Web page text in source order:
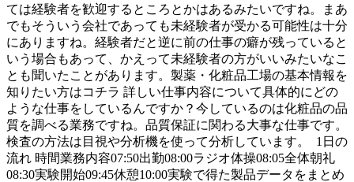
ては経験者を歓迎するところとかはあるみたいですね。まあ
でもそういう会社であっても未経験者が受かる可能性は十分
にありますね。経験者だと逆に前の仕事の癖が残っていると
いう場合もあって、かえって未経験者の方がいいみたいなこ
とも聞いたことがあります。製薬・化粧品工場の基本情報を
知りたい方はコチラ 詳しい仕事内容について具体的にどの
ような仕事をしているんですか？今しているのは化粧品の品
質を調べる業務ですね。品質保証に関わる大事な仕事です。
検査の方法は目視や分析機を使って分析しています。 1日の
流れ 時間業務内容07:50出勤08:00ラジオ体操08:05全体朝礼
08:30実験開始09:45休憩10:00実験で得た製品データをまとめ